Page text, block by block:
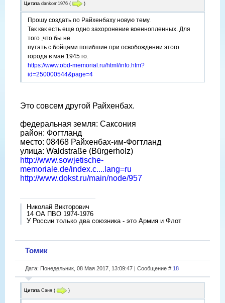
Цитата dankom1976 ( )
Прошу создать по Райхенбаху новую тему.
Так как есть еще одно захоронение военнопленных. Для
того ,что бы не
путать с бойцами погибшие при освобождении этого
города в мае 1945 го.
https://www.obd-memorial.ru/html/info.htm?
id=250000544&page=4
Это совсем другой Райхенбах.
федеральная земля: Саксония
район: Фогтланд
место: 08468 Райхенбах-им-Фогтланд
улица: Waldstraße (Bürgerholz)
http://www.sowjetische-
memoriale.de/index.c....lang=ru
http://www.dokst.ru/main/node/957
Николай Викторович
14 ОА ПВО 1974-1976
У России только два союзника - это Армия и Флот
Томик
Дата: Понедельник, 08 Мая 2017, 13:09:47 | Сообщение # 18
Цитата Саня ( )